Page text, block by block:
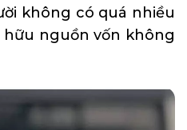
không có quá nhiều
hữu nguồn vốn không